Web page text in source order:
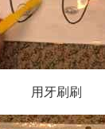
用牙刷刷